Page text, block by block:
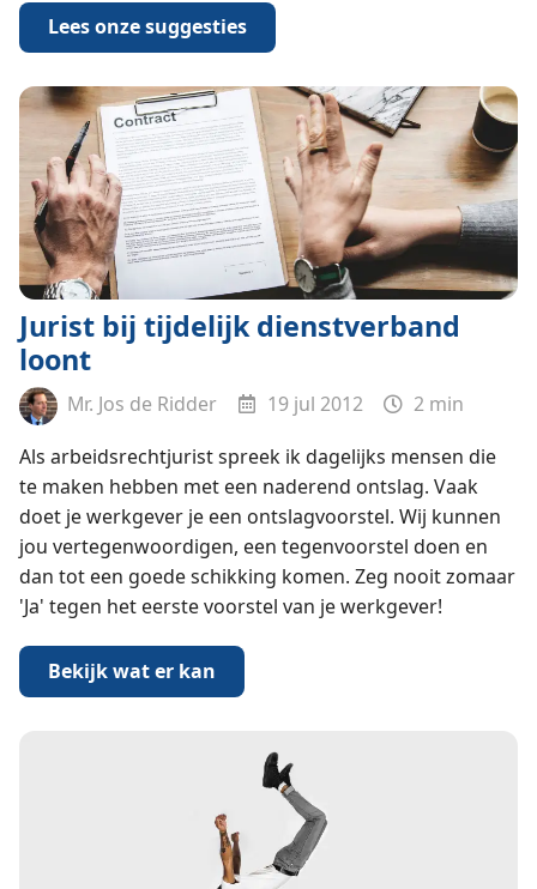
Lees onze suggesties
Jurist bij tijdelijk dienstverband
loont
Mr. Jos de Ridder 19 jul 2012
2 min
Als arbeidsrechtjurist spreek ik dagelijks mensen die
te maken hebben met een naderend ontslag. Vaak
doet je werkgever je een ontslagvoorstel. Wij kunnen
jou vertegenwoordigen, een tegenvoorstel doen en
dan tot een goede schikking komen. Zeg nooit zomaar
'Ja' tegen het eerste voorstel van je werkgever!
Bekijk wat er kan